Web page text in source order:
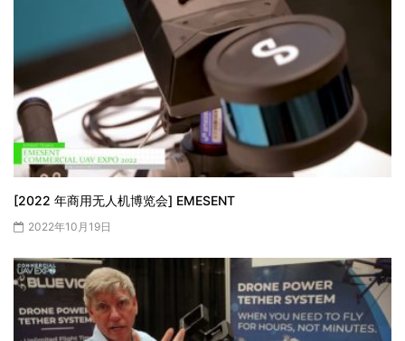
[2022 年商用无人机博览会] EMESENT
2022年10月19日